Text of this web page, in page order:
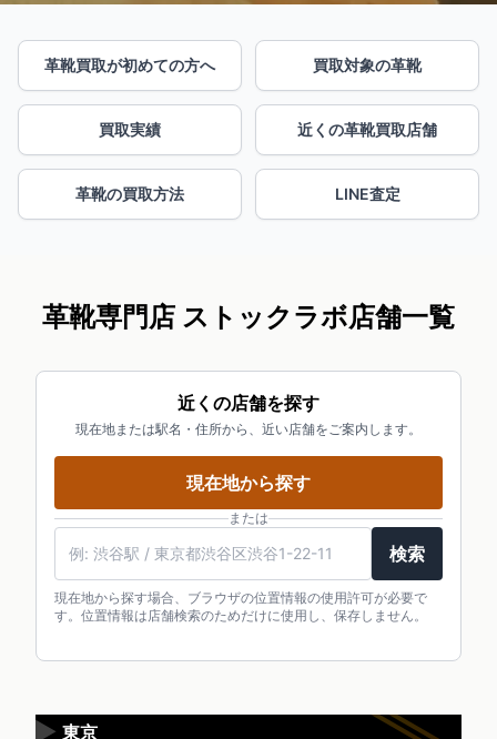
革靴買取が初めての方へ 買取対象の革靴
買取実績 近くの革靴買取店舗
革靴の買取方法 LINE査定
革靴専門店 ストックラボ店舗一覧
近くの店舗を探す
現在地または駅名・住所から、近い店舗をご案内します。
現在地から探す
または
検索
現在地から探す場合、ブラウザの位置情報の使用許可が必要で
す。位置情報は店舗検索のためだけに使用し、保存しません。
東京
▶